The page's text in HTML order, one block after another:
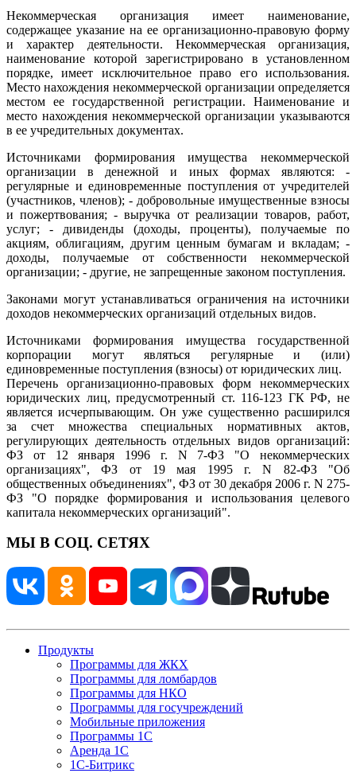
Некоммерческая организация имеет наименование,
содержащее указание на ее организационно-правовую форму
и характер деятельности. Некоммерческая организация,
наименование которой зарегистрировано в установленном
порядке, имеет исключительное право его использования.
Место нахождения некоммерческой организации определяется
местом ее государственной регистрации. Наименование и
место нахождения некоммерческой организации указываются
в ее учредительных документах.
Источниками формирования имущества некоммерческой
организации в денежной и иных формах являются: -
регулярные и единовременные поступления от учредителей
(участников, членов); - добровольные имущественные взносы
и пожертвования; - выручка от реализации товаров, работ,
услуг; - дивиденды (доходы, проценты), получаемые по
акциям, облигациям, другим ценным бумагам и вкладам; -
доходы, получаемые от собственности некоммерческой
организации; - другие, не запрещенные законом поступления.
Законами могут устанавливаться ограничения на источники
доходов некоммерческих организаций отдельных видов.
Источниками формирования имущества государственной
корпорации могут являться регулярные и (или)
единовременные поступления (взносы) от юридических лиц.
Перечень организационно-правовых форм некоммерческих
юридических лиц, предусмотренный ст. 116-123 ГК РФ, не
является исчерпывающим. Он уже существенно расширился
за счет множества специальных нормативных актов,
регулирующих деятельность отдельных видов организаций:
ФЗ от 12 января 1996 г. N 7-ФЗ "О некоммерческих
организациях", ФЗ от 19 мая 1995 г. N 82-ФЗ "Об
общественных объединениях", ФЗ от 30 декабря 2006 г. N 275-
ФЗ "О порядке формирования и использования целевого
капитала некоммерческих организаций".
МЫ В СОЦ. СЕТЯХ
Продукты
Программы для ЖКХ
Программы для ломбардов
Программы для НКО
Программы для госучреждений
Мобильные приложения
Программы 1С
Аренда 1С
1С-Битрикс